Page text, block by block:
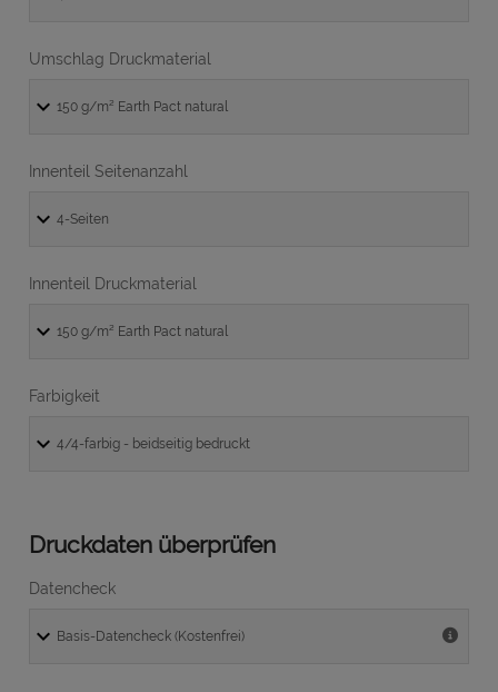
Umschlag Druckmaterial
Innenteil Seitenanzahl
Innenteil Druckmaterial
Farbigkeit
Druckdaten überprüfen
Datencheck